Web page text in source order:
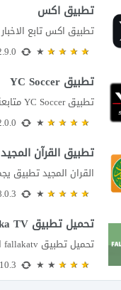
تطبيق اكس
تطبيق YC Soccer
تطبيق القرآن المجيد
تحميل تطبيق Fallaka TV
تحميل تطبيق fallakatv اخر اصدار